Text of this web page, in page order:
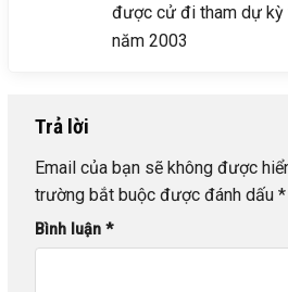
được cử đi tham dự kỳ
năm 2003
Trả lời
Email của bạn sẽ không được
trường bắt buộc được đánh dấu *
Bình luận *